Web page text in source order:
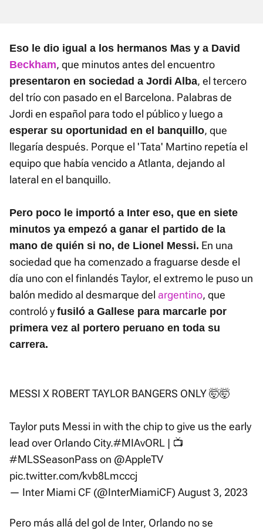
Eso le dio igual a los hermanos Mas y a David
Beckham, que minutos antes del encuentro
presentaron en sociedad a Jordi Alba, el tercero
del trío con pasado en el Barcelona. Palabras de
Jordi en español para todo el público y luego a
esperar su oportunidad en el banquillo, que
llegaría después. Porque el 'Tata' Martino repetía el
equipo que había vencido a Atlanta, dejando al
lateral en el banquillo.
Pero poco le importó a Inter eso, que en siete
minutos ya empezó a ganar el partido de la
mano de quién si no, de Lionel Messi. En una
sociedad que ha comenzado a fraguarse desde el
día uno con el finlandés Taylor, el extremo le puso un
balón medido al desmarque del argentino, que
controló y fusiló a Gallese para marcarle por
primera vez al portero peruano en toda su
carrera.
MESSI X ROBERT TAYLOR BANGERS ONLY 🤯🤯
Taylor puts Messi in with the chip to give us the early
lead over Orlando City.#MIAvORL | 📺
#MLSSeasonPasson @AppleTV
pic.twitter.com/kvb8Lmcccj
— Inter Miami CF (@InterMiamiCF) August 3, 2023
Pero más allá del gol de Inter, Orlando no se